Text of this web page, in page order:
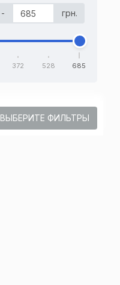
- грн.
372 528 685
ВЫБЕРИТЕ ФИЛЬТРЫ